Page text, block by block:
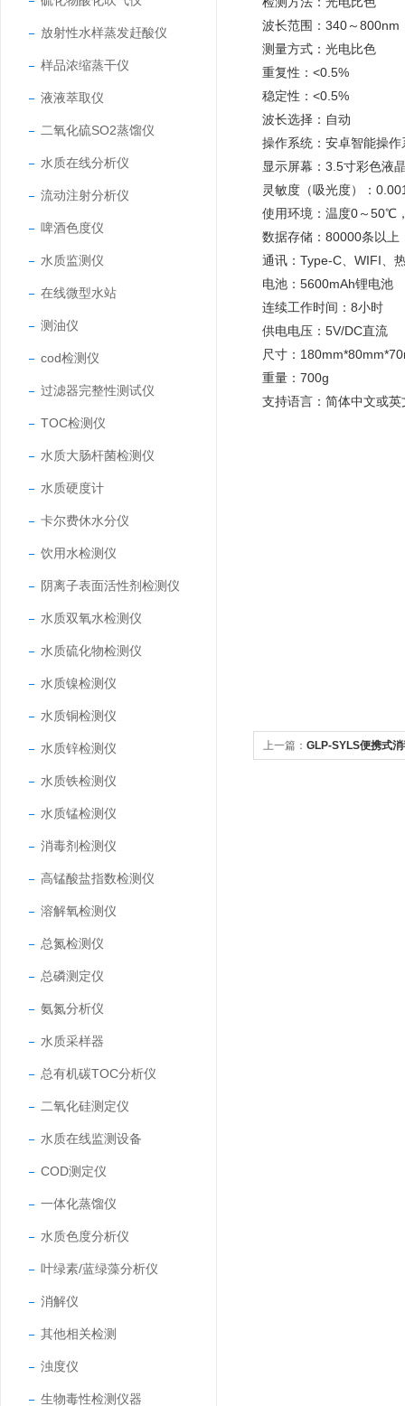
放射性水样蒸发赶酸仪
样品浓缩蒸干仪
液液萃取仪
二氧化硫SO2蒸馏仪
水质在线分析仪
流动注射分析仪
啤酒色度仪
水质监测仪
在线微型水站
测油仪
cod检测仪
过滤器完整性测试仪
TOC检测仪
水质大肠杆菌检测仪
水质硬度计
卡尔费休水分仪
饮用水检测仪
阴离子表面活性剂检测仪
水质双氧水检测仪
水质硫化物检测仪
水质镍检测仪
水质铜检测仪
水质锌检测仪
水质铁检测仪
水质锰检测仪
消毒剂检测仪
高锰酸盐指数检测仪
溶解氧检测仪
总氮检测仪
总磷测定仪
氨氮分析仪
水质采样器
总有机碳TOC分析仪
二氧化硅测定仪
水质在线监测设备
COD测定仪
一体化蒸馏仪
水质色度分析仪
叶绿素/蓝绿藻分析仪
消解仪
其他相关检测
浊度仪
生物毒性检测仪器
波长范围：340～800nm
测量方式：光电比色
重复性：<0.5%
稳定性：<0.5%
波长选择：自动
操作系统：安卓智能操作
显示屏幕：3.5寸彩色液
灵敏度（吸光度）：
使用环境：温度0～50℃
数据存储：80000条以上
通讯：Type-C、WIFI、
电池：5600mAh锂电池
连续工作时间：8小时
供电电压：5V/DC直流
尺寸：
重量：700g
支持语言：简体中文或英
上一篇： GLP-SYLS便携式